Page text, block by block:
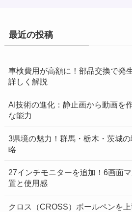
最近の投稿
車検費用が高額に！部品交換で発
詳しく解説
AI技術の進化：静止画から動画を
な能力
3県境の魅力！群馬・栃木・茨城
略
27インチモニターを追加！6画面
置と使用感
クロス（CROSS）ボールペンを